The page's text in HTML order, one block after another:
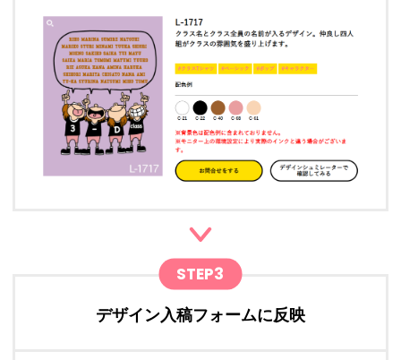
STEP3
デザイン入稿フォームに反映